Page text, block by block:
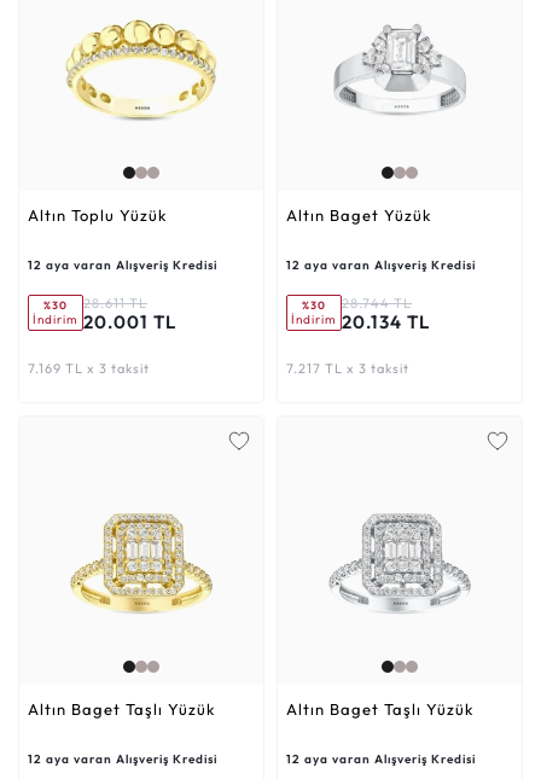
Altın Toplu Yüzük
12 aya varan Alışveriş Kredisi
%30
İndirim
28.611 TL
20.001 TL
7.169 TL x 3 taksit
Altın Baget Yüzük
12 aya varan Alışveriş Kredisi
%30
İndirim
28.744 TL
20.134 TL
7.217 TL x 3 taksit
Altın Baget Taşlı Yüzük
12 aya varan Alışveriş Kredisi
Altın Baget Taşlı Yüzük
12 aya varan Alışveriş Kredisi